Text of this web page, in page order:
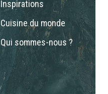
Inspirations
Cuisine du monde
Qui sommes-nous ?